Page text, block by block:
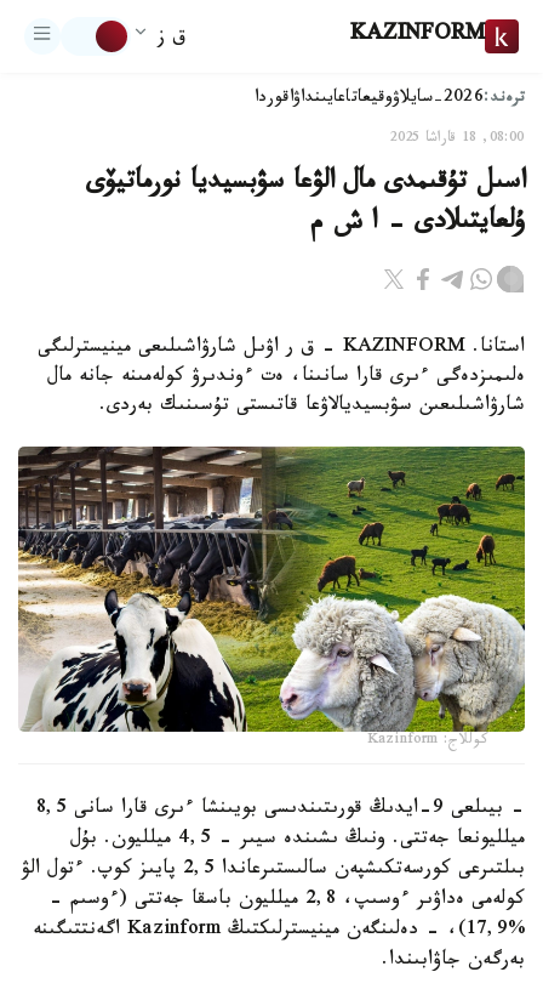
KAZINFORM ق ز
ترەند:2026-سايلاۋ وقيعاتاعايىنداۋاقوردا
08:00, 18 قاراشا 2025
اسىل تۇقىمدى مال الۋعا سۋبسيديا نورماتيۆى
ۇلعايتىلادى - ا ش م
استانا. KAZINFORM - ق ر اۋىل شارۋاشىلىعى مينيسترلىگى
ەلىمىزدەگى ءىرى قارا سانىنا، ەت ءوندىرۋ كولەمىنە جانە مال
شارۋاشىلىعىن سۋبسيديالاۋعا قاتىستى تۇسىنىك بەردى.
كوللاج: Kazinform
- بيىلعى 9-ايدىڭ قورىتىندىسى بويىنشا ءىرى قارا سانى 8,5
ميلليونعا جەتتى. ونىڭ ىشىندە سيىر - 4,5 ميلليون. بۇل
بىلتىرعى كورسەتكىشپەن سالىستىرعاندا 2,5 پايىز كوپ. ءتول الۋ
كولەمى ەداۋىر ءوسىپ، 2,8 ميلليون باسقا جەتتى (ءوسىم -
%17,9)، - دەلىنگەن مينيسترلىكتىڭ Kazinform اگەنتتىگىنە
بەرگەن جاۋابىندا.